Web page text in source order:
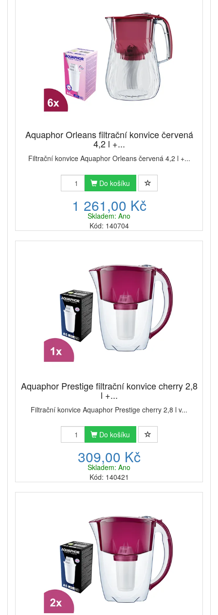
Aquaphor Orleans filtrační konvice červená
4,2 l +...
Filtrační konvice Aquaphor Orleans červená 4,2 l +...
Do košíku
1 261,00 Kč
Skladem: Ano
Kód: 140704
Aquaphor Prestige filtrační konvice cherry 2,8
l +...
Filtrační konvice Aquaphor Prestige cherry 2,8 l v...
Do košíku
309,00 Kč
Skladem: Ano
Kód: 140421